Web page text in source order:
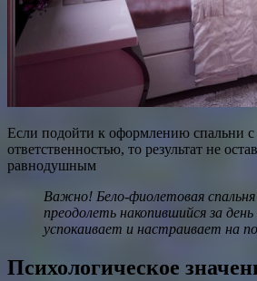
Если подойти к оформлению спальни с
ответственностью, то результат не
равнодушным
Важно! Бело-фиолетовая
преодолеть накопившийся за день
успокаивает и настраивает на
Психологическое